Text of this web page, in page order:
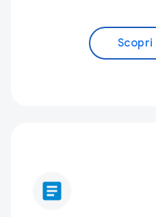
Scopri
article